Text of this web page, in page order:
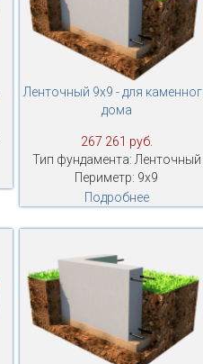
Ленточный 9х9 - для
дома
267 261 руб.
Тип фундамента: Ленточный
Периметр: 9х9
Подробнее